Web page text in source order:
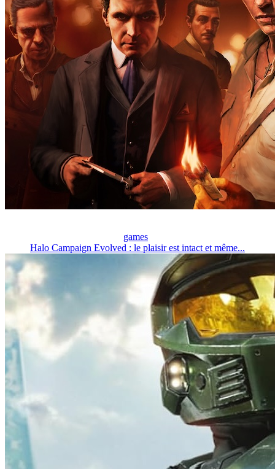
games
Halo Campaign Evolved : le plaisir est intact et même...